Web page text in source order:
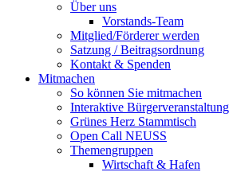
Über uns
Vorstands-Team
Mitglied/Förderer werden
Satzung / Beitragsordnung
Kontakt & Spenden
Mitmachen
So können Sie mitmachen
Interaktive Bürgerveranstaltung
Grünes Herz Stammtisch
Open Call NEUSS
Themengruppen
Wirtschaft & Hafen